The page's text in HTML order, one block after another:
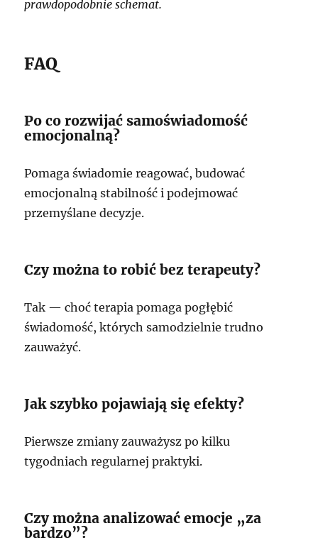
prawdopodobnie schemat.
FAQ
Po co rozwijać samoświadomość
emocjonalną?
Pomaga świadomie reagować, budować
emocjonalną stabilność i podejmować
przemyślane decyzje.
Czy można to robić bez terapeuty?
Tak — choć terapia pomaga pogłębić
świadomość, których samodzielnie trudno
zauważyć.
Jak szybko pojawiają się efekty?
Pierwsze zmiany zauważysz po kilku
tygodniach regularnej praktyki.
Czy można analizować emocje „za
bardzo”?